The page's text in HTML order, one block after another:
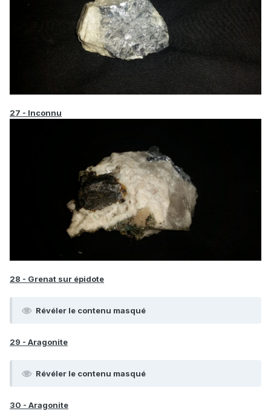
27 - Inconnu
28 - Grenat sur épidote
Révéler le contenu masqué
29 - Aragonite
Révéler le contenu masqué
30 - Aragonite